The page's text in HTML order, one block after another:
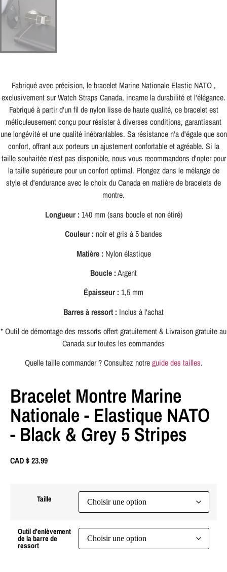
Fabriqué avec précision, le bracelet Marine Nationale Elastic NATO ,
exclusivement sur Watch Straps Canada, incarne la durabilité et l'élégance.
Fabriqué à partir d'un fil de nylon lisse de haute qualité, ce bracelet est
méticuleusement conçu pour résister à diverses conditions, garantissant
une longévité et une qualité inébranlables. Sa résistance n'a d'égale que son
confort, offrant aux porteurs un ajustement confortable et agréable. Si la
taille souhaitée n'est pas disponible, nous vous recommandons d'opter pour
la taille supérieure pour un confort optimal. Plongez dans le mélange de
style et d'endurance avec le choix du Canada en matière de bracelets de
montre.
Longueur : 140 mm (sans boucle et non étiré)
Couleur : noir et gris à 5 bandes
Matière : Nylon élastique
Boucle :Argent
Épaisseur : 1,5 mm
Barres à ressort : Inclus à l'achat
* Outil de démontage des ressorts offert gratuitement & Livraison gratuite au
Canada sur toutes les commandes
Quelle taille commander ? Consultez notreguide des tailles.
Bracelet Montre Marine
Nationale - Elastique NATO
- Black & Grey 5 Stripes
CAD $23.99
Taille
Outil d'enlèvement
de la barre de
ressort